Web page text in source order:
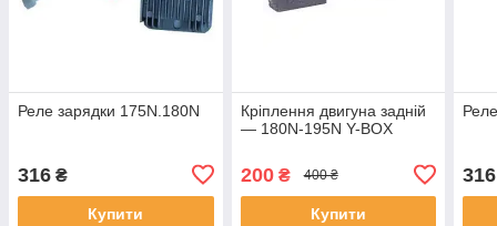
Реле зарядки 175N.180N
316 ₴
Купити
Кріплення двигуна задній
— 180N-195N Y-BOX
200₴ 400 ₴
Купити
316